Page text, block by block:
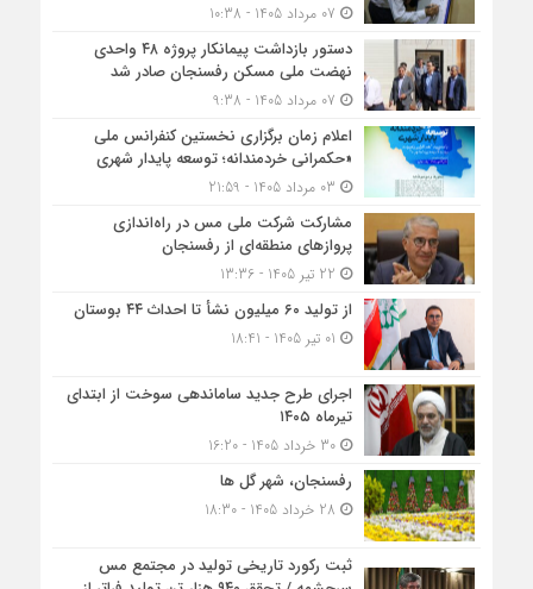
دستور بازداشت پیمانکار پروژه ۴۸ واحدی
نهضت ملی مسکن رفسنجان صادر شد
اعلام زمان برگزاری نخستین کنفرانس ملی
«حکمرانی خردمندانه؛ توسعه پایدار شهری
مشارکت شرکت ملی مس در راه‌اندازی
پروازهای منطقه‌ای از رفسنجان
از تولید ۶۰ میلیون نشأ تا احداث ۴۴ بوستان
اجرای طرح جدید ساماندهی سوخت از ابتدای
تیرماه ۱۴۰۵
30 خرداد 1405 - 16:20
رفسنجان، شهر گل ها
ثبت رکورد تاریخی تولید در مجتمع مس